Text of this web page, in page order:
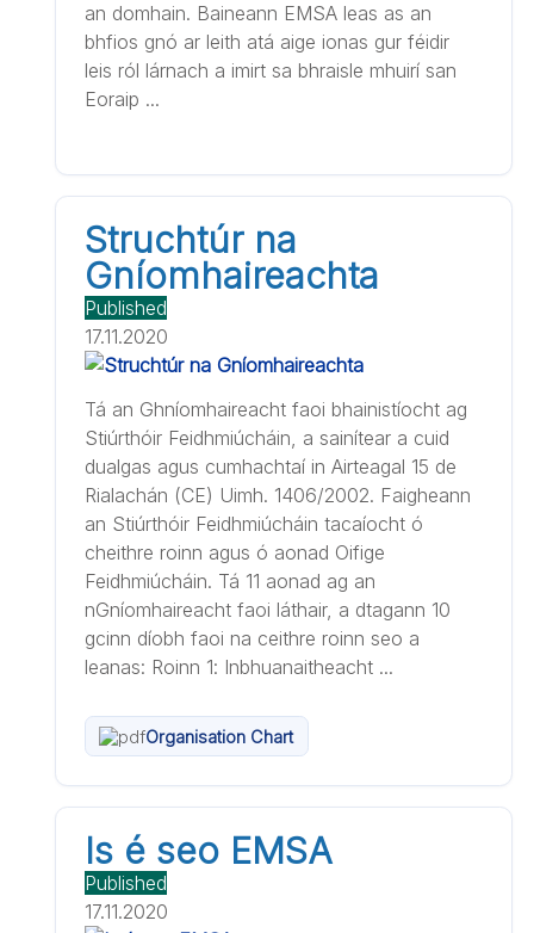
an domhain. Baineann EMSA leas as an
bhfios gnó ar leith atá aige ionas gur féidir
leis ról lárnach a imirt sa bhraisle mhuirí san
Eoraip ...
Struchtúr na
Gníomhaireachta
Published
17.11.2020
Tá an Ghníomhaireacht faoi bhainistíocht ag
Stiúrthóir Feidhmiúcháin, a sainítear a cuid
dualgas agus cumhachtaí in Airteagal 15 de
Rialachán (CE) Uimh. 1406/2002. Faigheann
an Stiúrthóir Feidhmiúcháin tacaíocht ó
cheithre roinn agus ó aonad Oifige
Feidhmiúcháin. Tá 11 aonad ag an
nGníomhaireacht faoi láthair, a dtagann 10
gcinn díobh faoi na ceithre roinn seo a
leanas: Roinn 1: Inbhuanaitheacht ...
Organisation Chart
Is é seo EMSA
Published
17.11.2020